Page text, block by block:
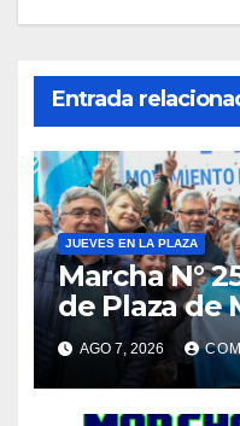
Entrada
JUEVES EN LA PLAZA
Marcha N°
de Plaza de
AGO 7, 2026